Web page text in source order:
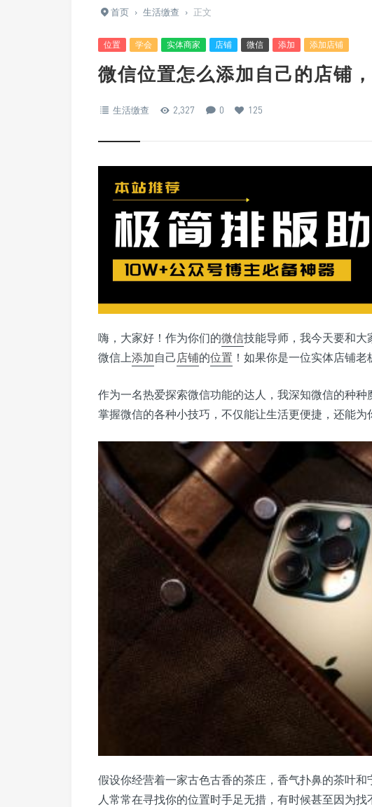
首页 › 生活缴查 › 正文
位置 学会 实体商家 店铺 微信 添加 添加店铺
微信位置怎么添加自己的店铺
生活缴查 2,327 0 125
嗨，大家好！作为你们的微信技能导师，我今天要和
微信上添加自己 店铺的位置 ！如果你是一位实体店铺
作为一名热爱探索微信功能的达人，我深知微信的种
掌握微信的各种小技巧，不仅能让生活更便捷，还能为
假设你经营着一家古色古香的茶庄，香气扑鼻的茶叶
人常常在寻找你的位置时手足无措，有时候甚至因为